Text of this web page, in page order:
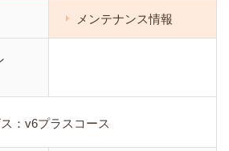
メンテナンス情報
：v6プラスコース